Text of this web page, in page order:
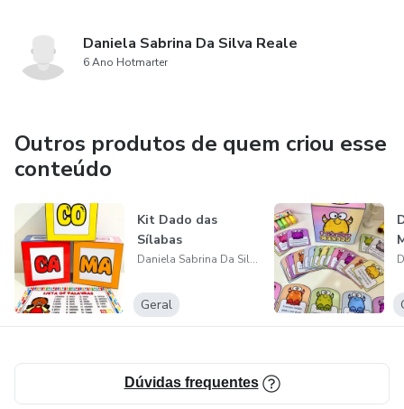
Daniela Sabrina Da Silva Reale
6 Ano Hotmarter
Outros produtos de quem criou esse
conteúdo
Kit Dado das
Sílabas
Daniela Sabrina Da Silva Reale
Geral
Dúvidas frequentes